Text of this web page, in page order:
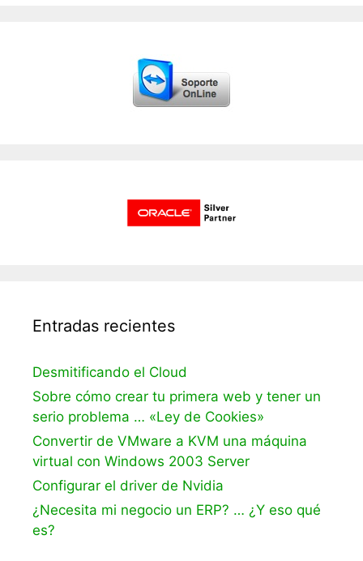
Entradas recientes
Desmitificando el Cloud
Sobre cómo crear tu primera web y tener un
serio problema … «Ley de Cookies»
Convertir de VMware a KVM una máquina
virtual con Windows 2003 Server
Configurar el driver de Nvidia
¿Necesita mi negocio un ERP? … ¿Y eso qué
es?